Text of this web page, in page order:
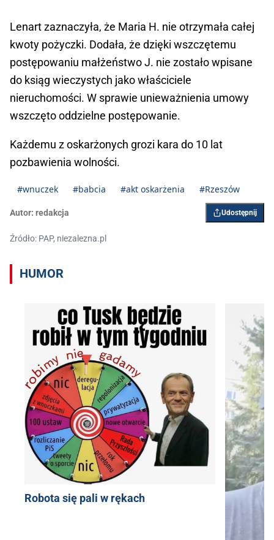
Lenart zaznaczyła, że Maria H. nie otrzymała całej
kwoty pożyczki. Dodała, że dzięki wszczętemu
postępowaniu małżeństwo J. nie zostało wpisane
do ksiąg wieczystych jako właściciele
nieruchomości. W sprawie unieważnienia umowy
wszczęto oddzielne postępowanie.
Każdemu z oskarżonych grozi kara do 10 lat
pozbawienia wolności.
#wnuczek #babcia #akt oskarżenia #Rzeszów
Autor: redakcja Udostępnij
Źródło: PAP, niezalezna.pl
HUMOR
Robota się pali w rękach